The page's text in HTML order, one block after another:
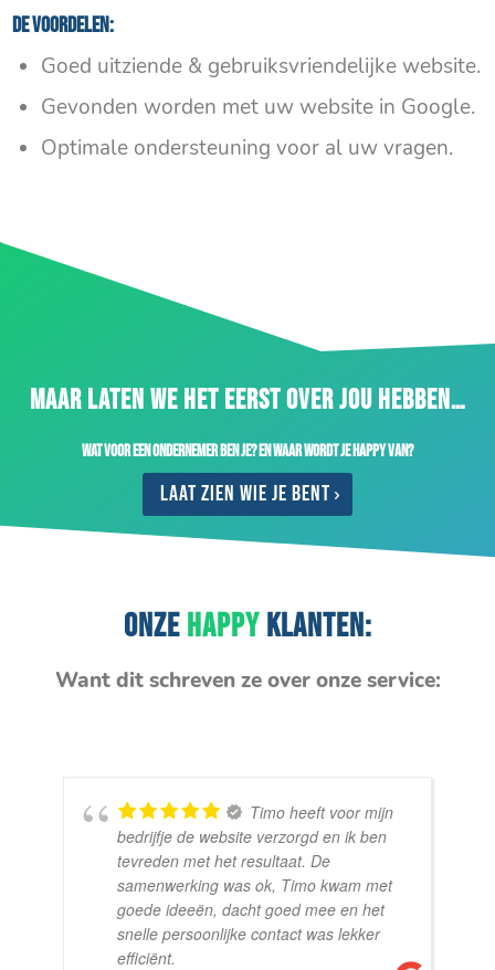
De voordelen:
Goed uitziende & gebruiksvriendelijke website.
Gevonden worden met uw website in Google.
Optimale ondersteuning voor al uw vragen.
MAAR LATEN WE HET EERST OVER JOU HEBBEN…
Wat voor een ondernemer ben je? En waar wordt je happy van?
Laat zien wie je bent
ONZEHAPPYKLANTEN:
Want dit schreven ze over onze service:
Timo heeft voor mijn
bedrijfje de website verzorgd en ik ben
tevreden met het resultaat. De
samenwerking was ok, Timo kwam met
goede ideeën, dacht goed mee en het
snelle persoonlijke contact was lekker
efficiënt.